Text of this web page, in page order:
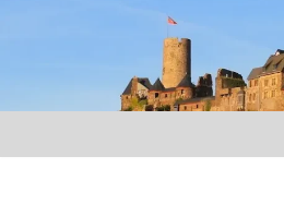
springen